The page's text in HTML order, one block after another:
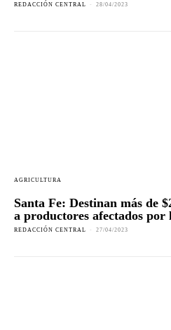
REDACCIÓN CENTRAL - 28/04/2023
AGRICULTURA
Santa Fe: Destinan más de
a productores afectados por
REDACCIÓN CENTRAL - 27/04/2023